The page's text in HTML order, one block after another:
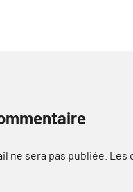
ne sera pas publiée. Les